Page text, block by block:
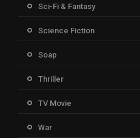
Sci-Fi & Fantasy
Science Fiction
Soap
Thriller
TV Movie
War